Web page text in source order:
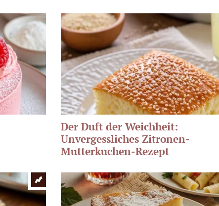
Der Duft der Weichheit:
Unvergessliches Zitronen-
Mutterkuchen-Rezept